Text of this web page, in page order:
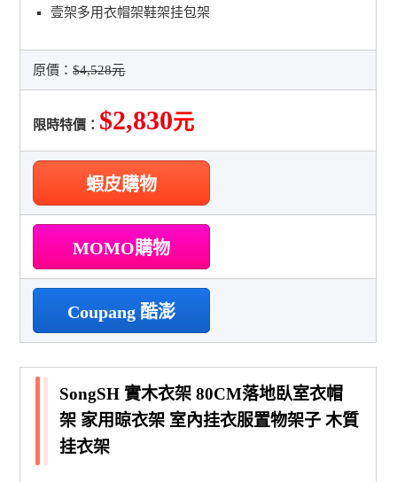
壹架多用衣帽架鞋架挂包架
原價：$4,528元
限時特價： $2,830元
蝦皮購物
MOMO購物
Coupang 酷澎
SongSH 實木衣架 80CM落地臥室衣帽
架 家用晾衣架 室內挂衣服置物架子 木質
挂衣架